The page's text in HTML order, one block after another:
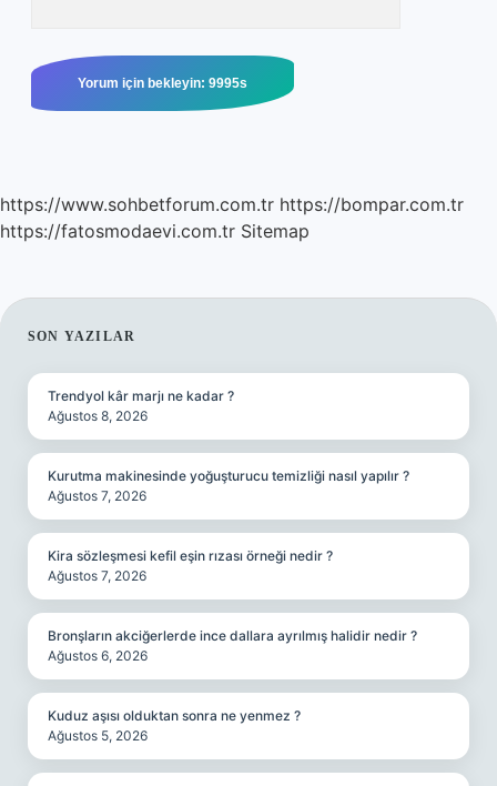
https://www.sohbetforum.com.tr https://bompar.com.tr
https://fatosmodaevi.com.tr Sitemap
SIDEBAR
SON YAZILAR
Trendyol kâr marjı ne kadar ?
Ağustos 8, 2026
Kurutma makinesinde yoğuşturucu temizliği nasıl yapılır ?
Ağustos 7, 2026
Kira sözleşmesi kefil eşin rızası örneği nedir ?
Ağustos 7, 2026
Bronşların akciğerlerde ince dallara ayrılmış halidir nedir ?
Ağustos 6, 2026
Kuduz aşısı olduktan sonra ne yenmez ?
Ağustos 5, 2026